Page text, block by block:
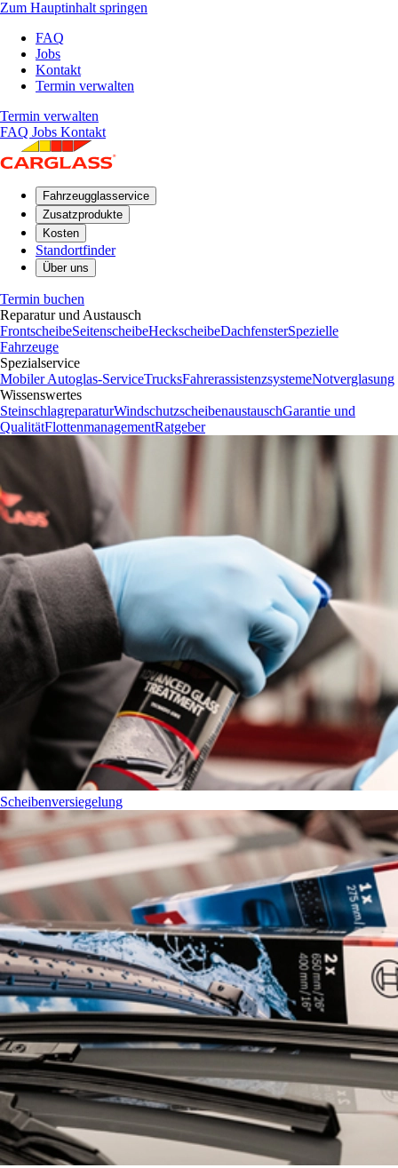
Zum Hauptinhalt springen
FAQ
Jobs
Kontakt
Termin verwalten
Termin verwalten
FAQ Jobs Kontakt
Fahrzeugglasservice
Zusatzprodukte
Kosten
Standortfinder
Über uns
Termin buchen
Reparatur und Austausch
FrontscheibeSeitenscheibeHeckscheibeDachfensterSpezielle
Fahrzeuge
Spezialservice
Mobiler Autoglas-ServiceTrucksFahrerassistenzsystemeNotverglasung
Wissenswertes
SteinschlagreparaturWindschutzscheibenaustauschGarantie und
QualitätFlottenmanagementRatgeber
Scheibenversiegelung